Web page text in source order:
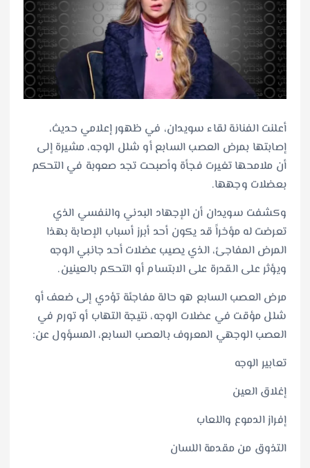
أعلنت الفنانة لقاء سويدان، في ظهور إعلامي حديث،
إصابتها بمرض العصب السابع أو شلل الوجه، مشيرة إلى
أن ملامحها تغيرت فجأة وأصبحت تجد صعوبة في التحكم
بعضلات وجهها.
وكشفت سويدان أن الإجهاد البدني والنفسي الذي
تعرضت له مؤخراً قد يكون أحد أبرز أسباب الإصابة بهذا
المرض المفاجئ، الذي يصيب عضلات أحد جانبي الوجه
ويؤثر على القدرة على الابتسام أو التحكم بالعينين.
مرض العصب السابع هو حالة مفاجئة تؤدي إلى ضعف أو
شلل مؤقت في عضلات الوجه، نتيجة التهاب أو تورم في
العصب الوجهي المعروف بالعصب السابع، المسؤول عن:
تعابير الوجه
إغلاق العين
إفراز الدموع واللعاب
التذوق من مقدمة اللسان